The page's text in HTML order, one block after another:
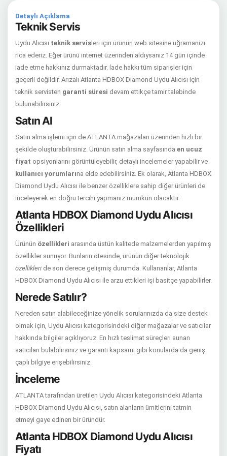
Detaylı Açıklama
Teknik Servis
Uydu Alıcısı teknik servis leri için ürünün web sitesine uğramanızı
rica ederiz. Eğer ürünü internet üzerinden aldıysanız 14 gün içinde
iade etme hakkınız durmaktadır. İade hakkı tüm siparişler için
geçerli değildir. Arızalı Atlanta HDBOX Diamond Uydu Alıcısı için
teknik servisten garanti süresi devam ettikçe tamir talebinde
bulunabilirsiniz.
Satın Al
Satın alma işlemi için de ATLANTA mağazaları üzerinden hızlı bir
şekilde oluşturabilirsiniz. Ürünün satın alma sayfasında en ucuz
fiyat opsiyonlarını görüntüleyebilir, detaylı incelemeler yapabilir ve
kullanıcı yorumlarına elde edebilirsiniz. Ek olarak, Atlanta HDBOX
Diamond Uydu Alıcısı ile benzer özelliklere sahip diğer ürünleri de
inceleyerek en doğru tercihi yapmanız mümkün olacaktır.
Atlanta HDBOX Diamond Uydu Alıcısı
Özellikleri
Ürünün özellikleri arasında üstün kalitede malzemelerden yapılmış
özellikler sunuyor. Bunların ötesinde, ürünün diğer teknolojik
özellikleri de son derece gelişmiş durumda. Kullananlar, Atlanta
HDBOX Diamond Uydu Alıcısı ile arzu ettikleri işi basitçe yapabilirler.
Nerede Satılır?
Nereden satın alabileceğinize yönelik sorularınızda da size destek
olmak için, Uydu Alıcısı kategorisindeki diğer mağazalar ve satıcılar
hakkında bilgiler açıklıyoruz. En hızlı teslimat süreçleri sunan
satıcıları bulabilirsiniz ve garanti kapsamı gibi konularda da geniş
çaplı bilgiye erişebilirsiniz.
İnceleme
ATLANTA tarafından üretilen Uydu Alıcısı kategorisindeki Atlanta
HDBOX Diamond Uydu Alıcısı, satın alanların ümitlerini tatmin
etmeyi gaye edinen bir üründür.
Atlanta HDBOX Diamond Uydu Alıcısı
Fiyatı